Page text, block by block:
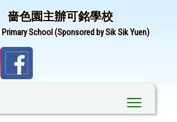
嗇色園主辦可銘學校
School (Sponsored by Sik Sik Yuen)